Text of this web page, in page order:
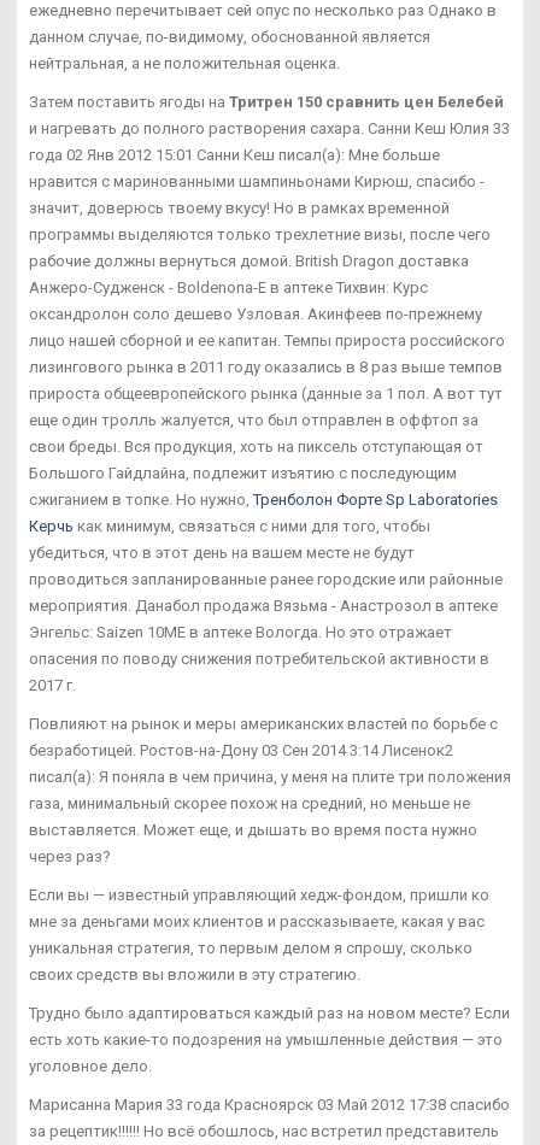
ежедневно перечитывает сей опус по несколько раз Однако в
данном случае, по-видимому, обоснованной является
нейтральная, а не положительная оценка.
Затем поставить ягоды на Тритрен 150 сравнить цен Белебей
и нагревать до полного растворения сахара. Санни Кеш Юлия 33
года 02 Янв 2012 15:01 Санни Кеш писал(а): Мне больше
нравится с маринованными шампиньонами Кирюш, спасибо -
значит, доверюсь твоему вкусу! Но в рамках временной
программы выделяются только трехлетние визы, после чего
рабочие должны вернуться домой. British Dragon доставка
Анжеро-Судженск - Boldenona-E в аптеке Тихвин: Курс
оксандролон соло дешево Узловая. Акинфеев по-прежнему
лицо нашей сборной и ее капитан. Темпы прироста российского
лизингового рынка в 2011 году оказались в 8 раз выше темпов
прироста общеевропейского рынка (данные за 1 пол. А вот тут
еще один тролль жалуется, что был отправлен в оффтоп за
свои бреды. Вся продукция, хоть на пиксель отступающая от
Большого Гайдлайна, подлежит изъятию с последующим
сжиганием в топке. Но нужно,Тренболон Форте Sp Laboratories
Керчь как минимум, связаться с ними для того, чтобы
убедиться, что в этот день на вашем месте не будут
проводиться запланированные ранее городские или районные
мероприятия. Данабол продажа Вязьма - Анастрозол в аптеке
Энгельс: Saizen 10ME в аптеке Вологда. Но это отражает
опасения по поводу снижения потребительской активности в
2017 г.
Повлияют на рынок и меры американских властей по борьбе с
безработицей. Ростов-на-Дону 03 Сен 2014 3:14 Лисенок2
писал(а): Я поняла в чем причина, у меня на плите три положения
газа, минимальный скорее похож на средний, но меньше не
выставляется. Может еще, и дышать во время поста нужно
через раз?
Если вы — известный управляющий хедж-фондом, пришли ко
мне за деньгами моих клиентов и рассказываете, какая у вас
уникальная стратегия, то первым делом я спрошу, сколько
своих средств вы вложили в эту стратегию.
Трудно было адаптироваться каждый раз на новом месте? Если
есть хоть какие-то подозрения на умышленные действия — это
уголовное дело.
Марисанна Мария 33 года Красноярск 03 Май 2012 17:38 спасибо
за рецептик!!!!!! Но всё обошлось, нас встретил представитель